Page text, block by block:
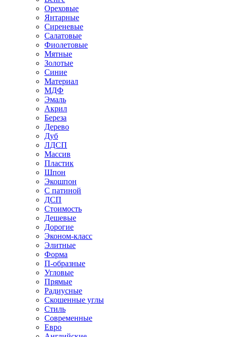
Ореховые
Янтарные
Сиреневые
Салатовые
Фиолетовые
Мятные
Золотые
Синие
Материал
МДФ
Эмаль
Акрил
Береза
Дерево
Дуб
ЛДСП
Массив
Пластик
Шпон
Экошпон
С патиной
ДСП
Стоимость
Дешевые
Дорогие
Эконом-класс
Элитные
Форма
П-образные
Угловые
Прямые
Радиусные
Скошенные углы
Стиль
Современные
Евро